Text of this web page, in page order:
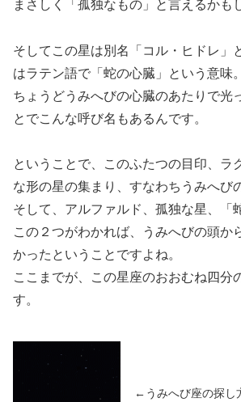
まさしく「孤独なもの」と言えるかも
そしてこの星は別名「コル・ヒドレ」
はラテン語で「蛇の心臓」という意味。
ちょうどうみへびの心臓のあたりで光
とでこんな呼び名もあるんです。
ということで、このふたつの目印、ラ
な形の星の集まり、すなわちうみへび
そして、アルファルド、孤独な星、「
この２つがわかれば、うみへびの頭か
かったということですよね。
ここまでが、この星座のおおむね四分
す。
←うみへび座の探し